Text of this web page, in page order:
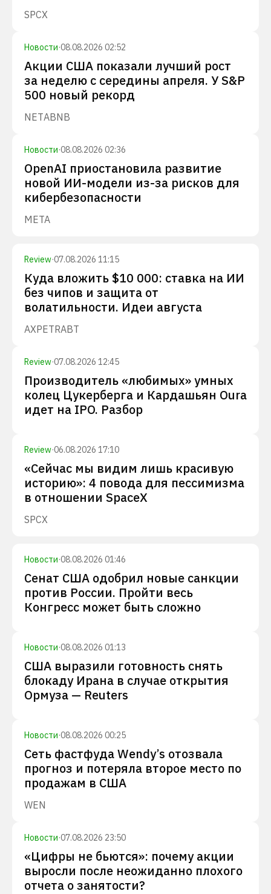
SPCX
Новости·08.08.2026 02:52
Акции США показали лучший рост
за неделю с середины апреля. У S&P
500 новый рекорд
NETABNB
Новости·08.08.2026 02:36
OpenAI приостановила развитие
новой ИИ-модели из-за рисков для
кибербезопасности
META
Review·07.08.2026 11:15
Куда вложить $10 000: ставка на ИИ
без чипов и защита от
волатильности. Идеи августа
AXPETRABT
Review·07.08.2026 12:45
Производитель «любимых» умных
колец Цукерберга и Кардашьян Oura
идет на IPO. Разбор
Review·06.08.2026 17:10
«Сейчас мы видим лишь красивую
историю»: 4 повода для пессимизма
в отношении SpaceX
SPCX
Новости·08.08.2026 01:46
Сенат США одобрил новые санкции
против России. Пройти весь
Конгресс может быть сложно
Новости·08.08.2026 01:13
США выразили готовность снять
блокаду Ирана в случае открытия
Ормуза — Reuters
Новости·08.08.2026 00:25
Сеть фастфуда Wendy’s отозвала
прогноз и потеряла второе место по
продажам в США
WEN
Новости·07.08.2026 23:50
«Цифры не бьются»: почему акции
выросли после неожиданно плохого
отчета о занятости?